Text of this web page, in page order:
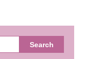
Search